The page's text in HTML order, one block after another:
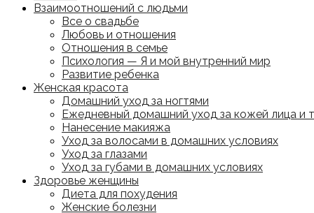
Взаимоотношений с людьми
Все о свадьбе
Любовь и отношения
Отношения в семье
Психология — Я и мой внутренний мир
Развитие ребенка
Женская красота
Домашний уход за ногтями
Ежедневный домашний уход за кожей лица и
Нанесение макияжа
Уход за волосами в домашних условиях
Уход за глазами
Уход за губами в домашних условиях
Здоровье женщины
Диета для похудения
Женские болезни